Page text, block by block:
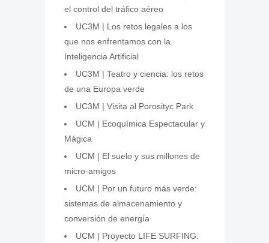
el control del tráfico aéreo
UC3M | Los retos legales a los
que nos enfrentamos con la
Inteligencia Artificial
UC3M | Teatro y ciencia: los retos
de una Europa verde
UC3M | Visita al Porosityc Park
UCM | Ecoquímica Espectacular y
Mágica
UCM | El suelo y sus millones de
micro-amigos
UCM | Por un futuro más verde:
sistemas de almacenamiento y
conversión de energía
UCM | Proyecto LIFE SURFING: